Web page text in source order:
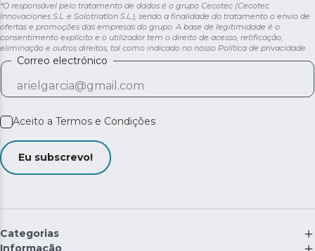
*O responsável pelo tratamento de dados é o grupo Cecotec (Cecotec
Innovaciones S.L. e Solotriatlon S.L.), sendo a finalidade do tratamento o envio de
ofertas e promoções das empresas do grupo. A base de legitimidade é o
consentimento explícito e o utilizador tem o direito de acesso, retificação,
eliminação e outros direitos, tal como indicado no nosso Política de privacidade
Correo electrónico
Aceito a Termos e Condições
Eu subscrevo!
Categorias
Informação